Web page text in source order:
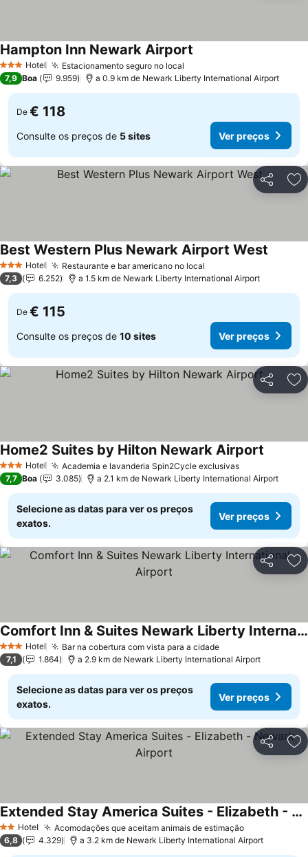
3 EstrelasHotel Estacionamento seguro no local
Hampton Inn Newark Airport
7,9 Boa 9.959 a 0.9 km de Newark Liberty International Airport
De € 118
Consulte os preços de 5 sites Ver preços
Partilhar
3 EstrelasHotel Restaurante e bar americano no local
Best Western Plus Newark Airport West
7,3 6.252 a 1.5 km de Newark Liberty International Airport
De € 115
Consulte os preços de 10 sites Ver preços
Partilhar
3 EstrelasHotel Academia e lavanderia Spin2Cycle exclusivas
Home2 Suites by Hilton Newark Airport
7,7 Boa 3.085 a 2.1 km de Newark Liberty International Airport
Selecione as datas para ver os preços
exatos.
Ver preços
Partilhar
3 EstrelasHotel Bar na cobertura com vista para a cidade
Comfort Inn & Suites Newark Liberty International Airport
7,1 1.864 a 2.9 km de Newark Liberty International Airport
Selecione as datas para ver os preços
exatos.
Ver preços
Partilhar
2 Estrelas
Hotel Acomodações que aceitam animais de estimação
Extended Stay America Suites - Elizabeth - Newark Airport
6,8 4.329 a 3.2 km de Newark Liberty International Airport